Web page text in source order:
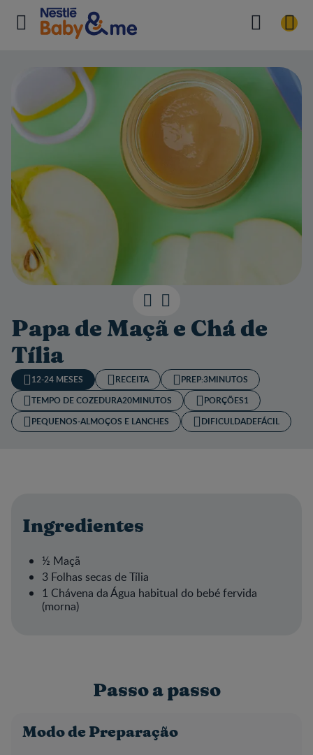
Papa de Maçã e Chá de
Tília
12-24 MESES RECEITA PREP:3MINUTOS
TEMPO DE COZEDURA​20MINUTOS PORÇÕES1
PEQUENOS-ALMOÇOS E LANCHES
DIFICULDADEFÁCIL
Ingredientes
½ Maçã
3 Folhas secas de Tília
1 Chávena da Água habitual do bebé fervida
(morna)
Passo a passo
Modo de Preparação